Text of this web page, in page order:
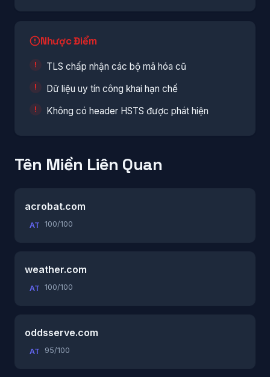
Nhược Điểm
TLS chấp nhận các bộ mã hóa cũ
Dữ liệu uy tín công khai hạn chế
Không có header HSTS được phát hiện
Tên Miền Liên Quan
acrobat.com
AT 100/100
weather.com
AT 100/100
oddsserve.com
AT 95/100